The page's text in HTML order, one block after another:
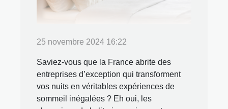
25 novembre 2024 16:22
Saviez-vous que la France abrite des
entreprises d’exception qui transforment
vos nuits en véritables expériences de
sommeil inégalées ? Eh oui, les